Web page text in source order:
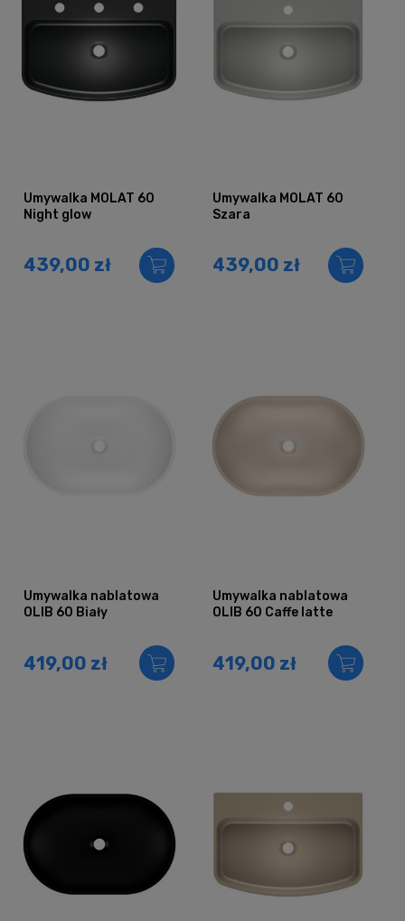
Umywalka MOLAT 60
Night glow
439,00 zł
Umywalka MOLAT 60
Szara
439,00 zł
Umywalka nablatowa
OLIB 60 Biały
419,00 zł
Umywalka nablatowa
OLIB 60 Caffe latte
419,00 zł